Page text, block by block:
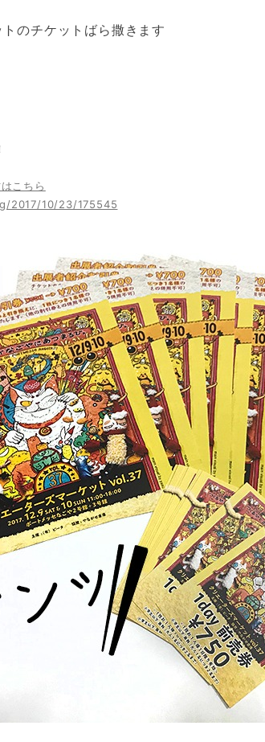
のチケットばら撒きます
こちら
2017/10/23/175545